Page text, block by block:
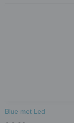
Blue met Led